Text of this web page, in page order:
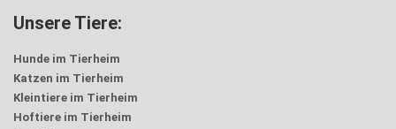
Unsere Tiere:
Hunde im Tierheim
Katzen im Tierheim
Kleintiere im Tierheim
Hoftiere im Tierheim